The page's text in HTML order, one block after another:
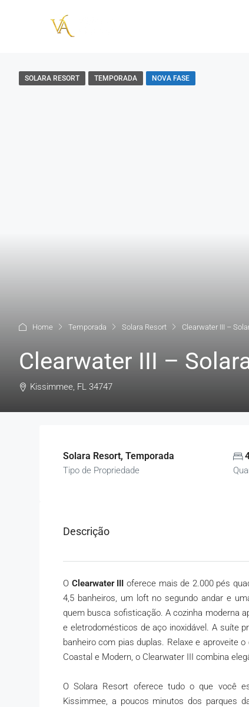
SOLARA RESORT TEMPORADA NOVA FASE
Home Temporada Solara Resort Clearwater III –
Clearwater III –
Kissimmee, FL 34747
Solara Resort, Temporada
Tipo de Propriedade
Descrição
O Clearwater III oferece mais de 2.000 pés
4,5 banheiros, um loft no segundo andar e
quem busca sofisticação. A cozinha moderna
e eletrodomésticos de aço inoxidável. A suíte
banheiro com pias duplas. Relaxe e aproveite
Coastal e Modern, o Clearwater III combina
O Solara Resort oferece tudo o que você
Kissimmee, a poucos minutos dos parques